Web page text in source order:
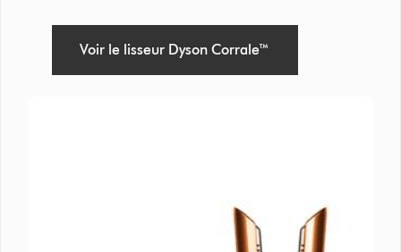
Voir le lisseur Dyson Corrale™